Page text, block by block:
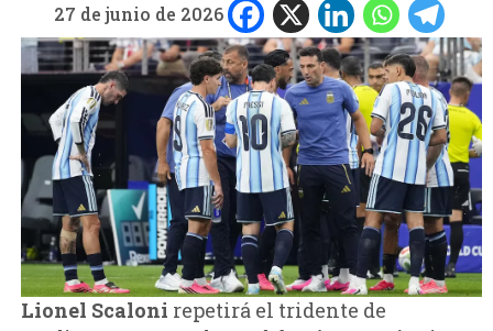
27 de junio de 2026
Lionel Scaloni repetirá el tridente de